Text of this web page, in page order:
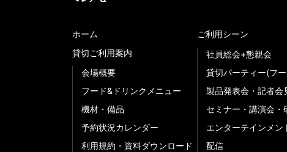
ホーム
貸切ご利用案内
会場概要
フード&ドリンクメニュー
機材・備品
予約状況カレンダー
利用規約・資料ダウンロード
ご利用シーン
社員総会+懇親会
貸切パーティー(フ
製品発表会・記者会
セミナー・講演会・
エンターテインメン
配信